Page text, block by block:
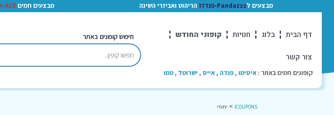
מבצעים לPandazzz-פנדזז הריהוט ואביזרי השינה מבצעים חמיםACE-אייס
דף הבית בלוג חנויות קופוני החודש
צור קשר
קופונים חמים באתר : איסימו ,פנדה ,אייס , ישרוטל ,טמו
חיפוש קופונים באתר
ICOUPONS
> יחודי